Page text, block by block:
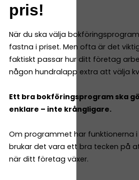
pris!
När du ska välja
fastna i priset. Men ofta är det
faktiskt passar hur ditt företag
någon hundralapp extra att välja
Ett bra bokföringsprogram ska
enklare – inte krångligare.
Om programmet har funktionerna
brukar det vara ett bra tecken på
när ditt företag växer.